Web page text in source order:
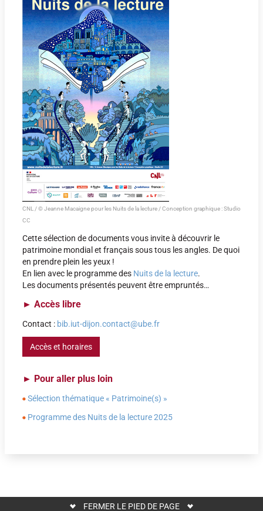
CNL / © Jeanne Macaigne pour les Nuits de la lecture / Conception graphique : Studio
CC
Cette sélection de documents vous invite à découvrir le
patrimoine mondial et français sous tous les angles. De quoi
en prendre plein les yeux !
En lien avec le programme des Nuits de la lecture.
Les documents présentés peuvent être empruntés…
► Accès libre
Contact : bib.iut-dijon.contact@ube.fr
Accès et horaires
► Pour aller plus loin
Sélection thématique « Patrimoine(s) »
Programme des Nuits de la lecture 2025
FERMER LE PIED DE PAGE